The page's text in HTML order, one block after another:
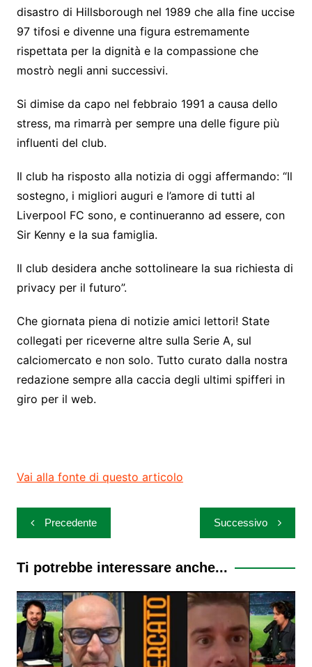
disastro di Hillsborough nel 1989 che alla fine uccise
97 tifosi e divenne una figura estremamente
rispettata per la dignità e la compassione che
mostrò negli anni successivi.
Si dimise da capo nel febbraio 1991 a causa dello
stress, ma rimarrà per sempre una delle figure più
influenti del club.
Il club ha risposto alla notizia di oggi affermando: “Il
sostegno, i migliori auguri e l’amore di tutti al
Liverpool FC sono, e continueranno ad essere, con
Sir Kenny e la sua famiglia.
Il club desidera anche sottolineare la sua richiesta di
privacy per il futuro”.
Che giornata piena di notizie amici lettori! State
collegati per riceverne altre sulla Serie A, sul
calciomercato e non solo. Tutto curato dalla nostra
redazione sempre alla caccia degli ultimi spifferi in
giro per il web.
Vai alla fonte di questo articolo
Navigazione
articoli
Precedente Successivo
Ti potrebbe interessare anche...